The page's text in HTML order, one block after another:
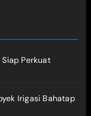
Perkuat
Irigasi Bahatap